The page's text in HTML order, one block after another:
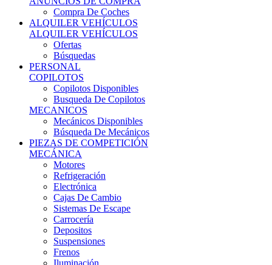
Compra De Coches
ALQUILER VEHÍCULOS
ALQUILER VEHÍCULOS
Ofertas
Búsquedas
PERSONAL
COPILOTOS
Copilotos Disponibles
Busqueda De Copilotos
MECANICOS
Mecánicos Disponibles
Búsqueda De Mecánicos
PIEZAS DE COMPETICIÓN
MECÁNICA
Motores
Refrigeración
Electrónica
Cajas De Cambio
Sistemas De Escape
Carrocería
Depositos
Suspensiones
Frenos
Iluminación